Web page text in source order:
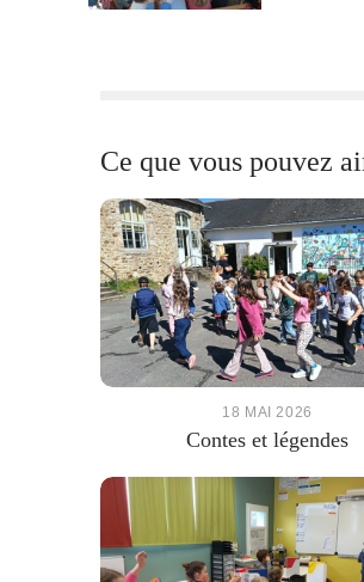
Ce que vous pouvez
18 MAI 2026
Contes et légendes